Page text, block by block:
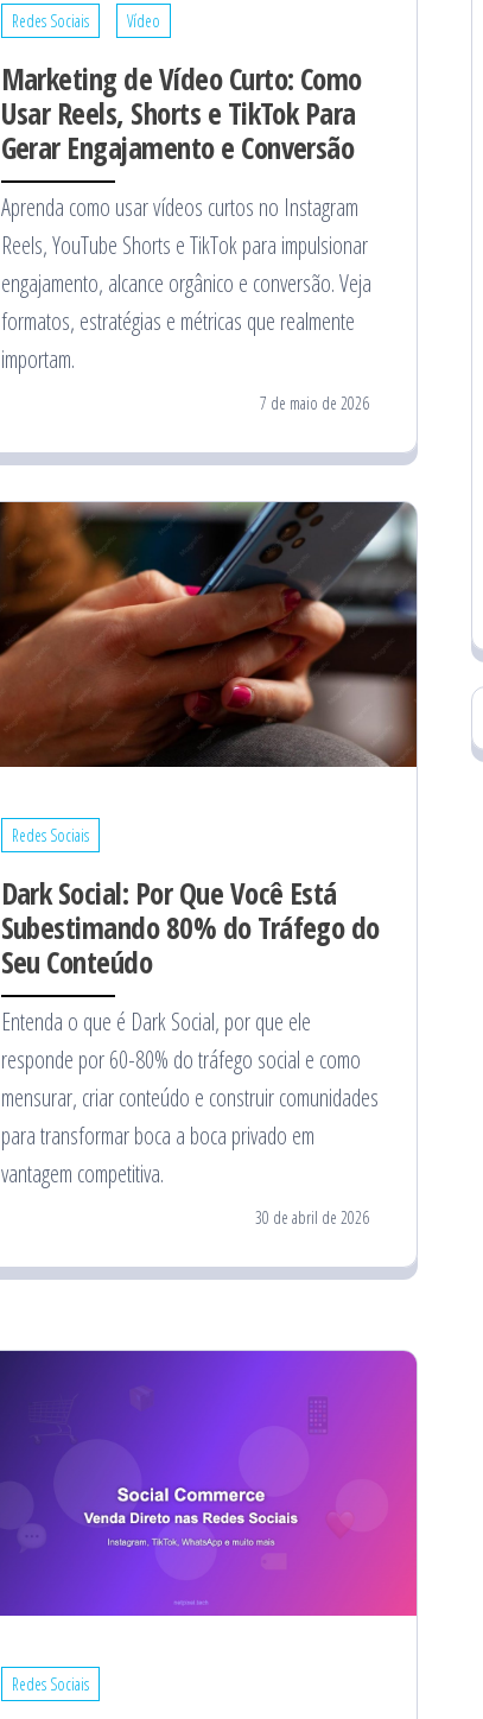
Redes Sociais Vídeo
Marketing de Vídeo Curto: Como
Usar Reels, Shorts e TikTok Para
Gerar Engajamento e Conversão
Aprenda como usar vídeos curtos no Instagram
Reels, YouTube Shorts e TikTok para impulsionar
engajamento, alcance orgânico e conversão. Veja
formatos, estratégias e métricas que realmente
importam.
7 de maio de 2026
Redes Sociais
Dark Social: Por Que Você Está
Subestimando 80% do Tráfego do
Seu Conteúdo
Entenda o que é Dark Social, por que ele
responde por 60-80% do tráfego social e como
mensurar, criar conteúdo e construir comunidades
para transformar boca a boca privado em
vantagem competitiva.
30 de abril de 2026
Redes Sociais